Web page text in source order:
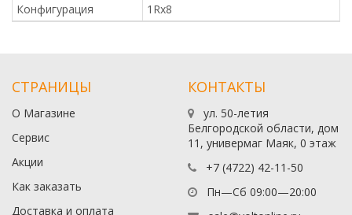
Конфигурация
1Rx8
СТРАНИЦЫ
О Магазине
Сервис
Акции
Как заказать
Доставка и оплата
КОНТАКТЫ
ул. 50-летия
Белгородской области, дом
11, универмаг Маяк, 0 этаж
+7 (4722) 42-11-50
Пн—Сб 09:00—20:00